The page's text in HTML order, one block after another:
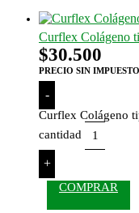
Curflex Colágeno
$30.500
PRECIO SIN
-
Curflex Colágeno
cantidad
+
COMPRAR